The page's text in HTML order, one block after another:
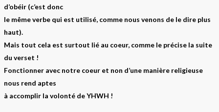
d’obéir (c’est donc
le même verbe qui est utilisé, comme nous venons de le dire plus
haut).
Mais tout cela est surtout lié au coeur, comme le précise la suite
du verset !
Fonctionner avec notre coeur et non d’une manière religieuse
nous rend aptes
à accomplir la volonté de YHWH !